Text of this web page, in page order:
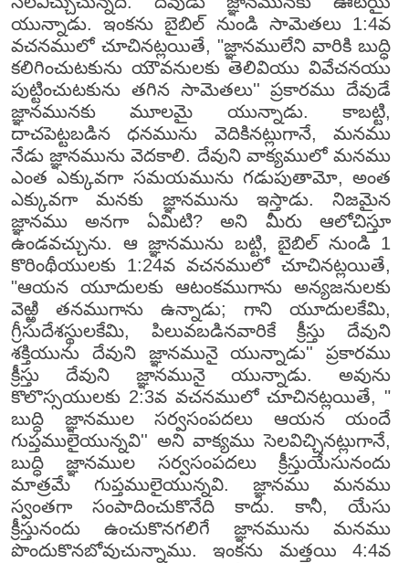
యున్నాడు. ఇంకను బైబిల్ నుండి సామెతలు 1:4వ
వచనములో చూచినట్లయితే, "జ్ఞానములేని వారికి బుద్ధి
కలిగించుటకును యౌవనులకు తెలివియు వివేచనయు
పుట్టించుటకును తగిన సామెతలు'' ప్రకారము దేవుడే
జ్ఞానమునకు మూలమై యున్నాడు. కాబట్టి,
దాచపెట్టబడిన ధనమును వెదికినట్లుగానే, మనము
నేడు జ్ఞానమును వెదకాలి. దేవుని వాక్యములో మనము
ఎంత ఎక్కువగా సమయమును గడుపుతామో, అంత
ఎక్కువగా మనకు జ్ఞానమును ఇస్తాడు. నిజమైన
జ్ఞానము అనగా ఏమిటి? అని మీరు ఆలోచిస్తూ
ఉండవచ్చును. ఆ జ్ఞానమును బట్టి, బైబిల్ నుండి 1
కొరింథీయులకు 1:24వ వచనములో చూచినట్లయితే,
"ఆయన యూదులకు ఆటంకముగాను అన్యజనులకు
వెఱ్ఱి తనముగాను ఉన్నాడు; గాని యూదులకేమి,
గ్రీసుదేశస్థులకేమి, పిలువబడినవారికే క్రీస్తు దేవుని
శక్తియును దేవుని జ్ఞానమునై యున్నాడు'' ప్రకారము
క్రీస్తు దేవుని జ్ఞానమునై యున్నాడు. అవును
కొలొస్సయులకు 2:3వ వచనములో చూచినట్లయితే, "
బుద్ధి జ్ఞానముల సర్వసంపదలు ఆయన యందే
గుప్తములైయున్నవి'' అని వాక్యము సెలవిచ్చినట్లుగానే,
బుద్ధి జ్ఞానముల సర్వసంపదలు క్రీస్తుయేసునందు
మాత్రమే గుప్తములైయున్నవి. జ్ఞానము మనము
స్వంతగా సంపాదించుకొనేది కాదు. కానీ, యేసు
క్రీస్తునందు ఉంచుకొనగలిగే జ్ఞానమును మనము
పొందుకొనబోవుచున్నాము. ఇంకను మత్తయి 4:4వ